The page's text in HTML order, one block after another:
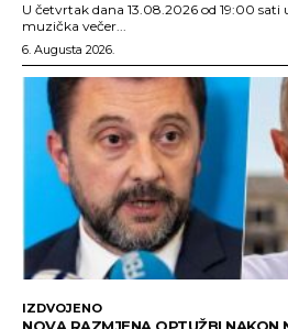
U četvrtak dana 13.08.2026 od 19:00 sati
muzička večer...
6. Augusta 2026.
IZDVOJENO
NOVA RAZMJENA OPTUŽBI NAKON